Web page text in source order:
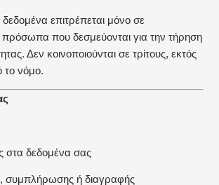
επιτρέπεται μόνο σε
πρόσωπα που δεσμεύονται για την τήρηση
Δεν κοινοποιούνται σε τρίτους, εκτός
το νόμο.
στα δεδομένα σας
συμπλήρωσης ή διαγραφής